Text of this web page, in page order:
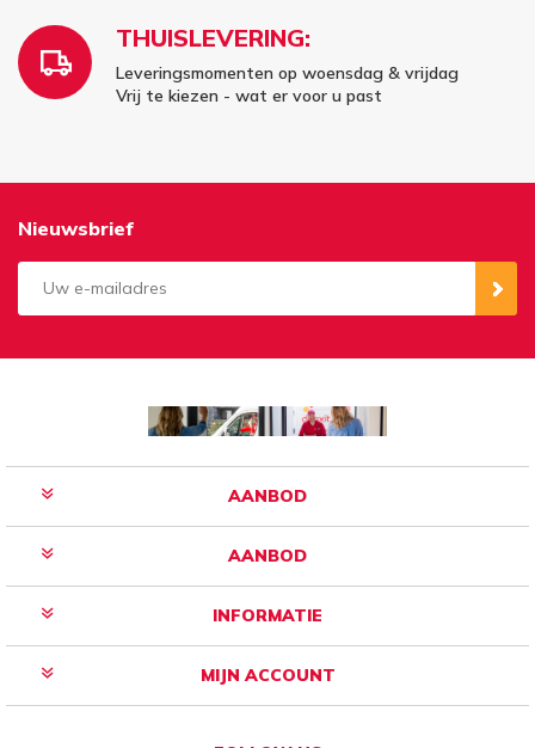
THUISLEVERING:
Leveringsmomenten op woensdag & vrijdag
Vrij te kiezen - wat er voor u past
Nieuwsbrief
AANBOD
AANBOD
INFORMATIE
MIJN ACCOUNT